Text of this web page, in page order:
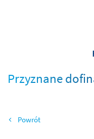
Przyznane
Wróć